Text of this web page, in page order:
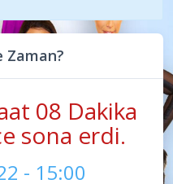
Zaman?
08 Dakika
sona erdi.
- 15:00